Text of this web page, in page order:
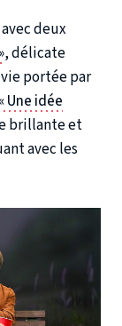
avec deux
, délicate
portée par
« Une idée
brillante et
avec les